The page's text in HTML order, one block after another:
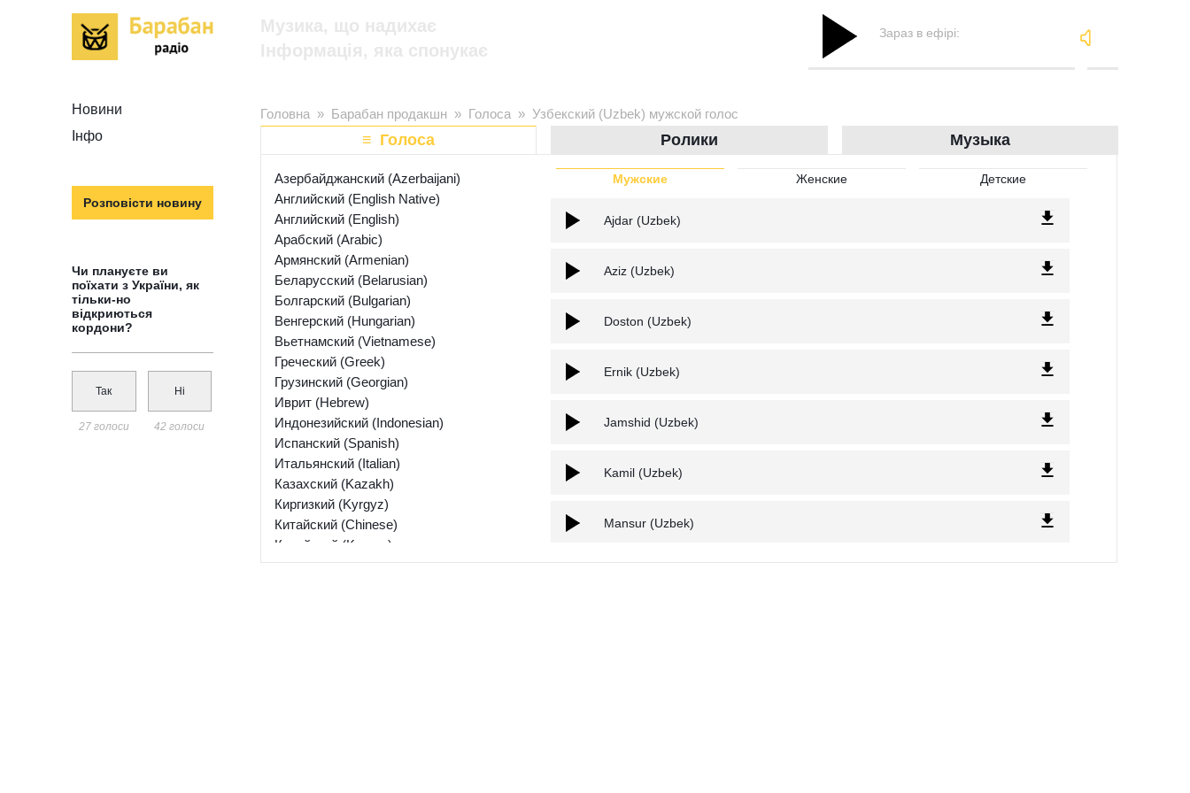
Зараз в ефірі:
Новини
Інфо
Розповісти новину
Чи плануєте ви
поїхати з України, як
тільки-но
відкриються
кордони?
27 голоси 42 голоси
Головна » Барабан продакшн » Голоса » Узбекский (Uzbek) мужской голос
≡ Голоса Ролики Музыка
Азербайджанский (Azerbaijani)
Английский (English Native)
Английский (English)
Арабский (Arabic)
Армянский (Armenian)
Беларусский (Belarusian)
Болгарский (Bulgarian)
Венгерский (Hungarian)
Вьетнамский (Vietnamese)
Греческий (Greek)
Грузинский (Georgian)
Иврит (Hebrew)
Индонезийский (Indonesian)
Испанский (Spanish)
Итальянский (Italian)
Казахский (Kazakh)
Киргизкий (Kyrgyz)
Китайский (Chinese)
Корейский (Korean)
Мужские Женские Детские
Ajdar (Uzbek)
Aziz (Uzbek)
Doston (Uzbek)
Ernik (Uzbek)
Jamshid (Uzbek)
Kamil (Uzbek)
Mansur (Uzbek)